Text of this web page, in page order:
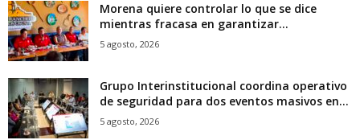
Morena quiere controlar lo que se dice
mientras fracasa en garantizar...
5 agosto, 2026
Grupo Interinstitucional coordina operativo
de seguridad para dos eventos masivos en...
5 agosto, 2026